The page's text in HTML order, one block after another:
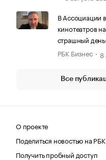
В Ассоциации
кинотеатров
страшный
РБК Бизнес
8
Все
О проекте
Поделиться новостью на РБК
Получить пробный доступ